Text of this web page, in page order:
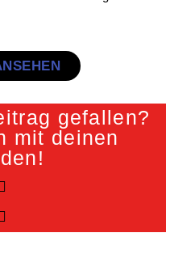
gefallen?
mit deinen